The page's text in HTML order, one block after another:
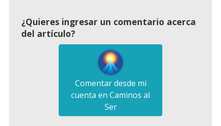
¿Quieres ingresar un comentario acerca
del artículo?
Comentar desde mi
cuenta en Caminos al
Ser